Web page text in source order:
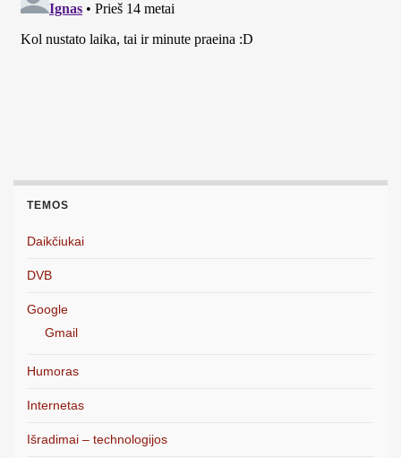
TEMOS
Daikčiukai
DVB
Google
Gmail
Humoras
Internetas
Išradimai – technologijos